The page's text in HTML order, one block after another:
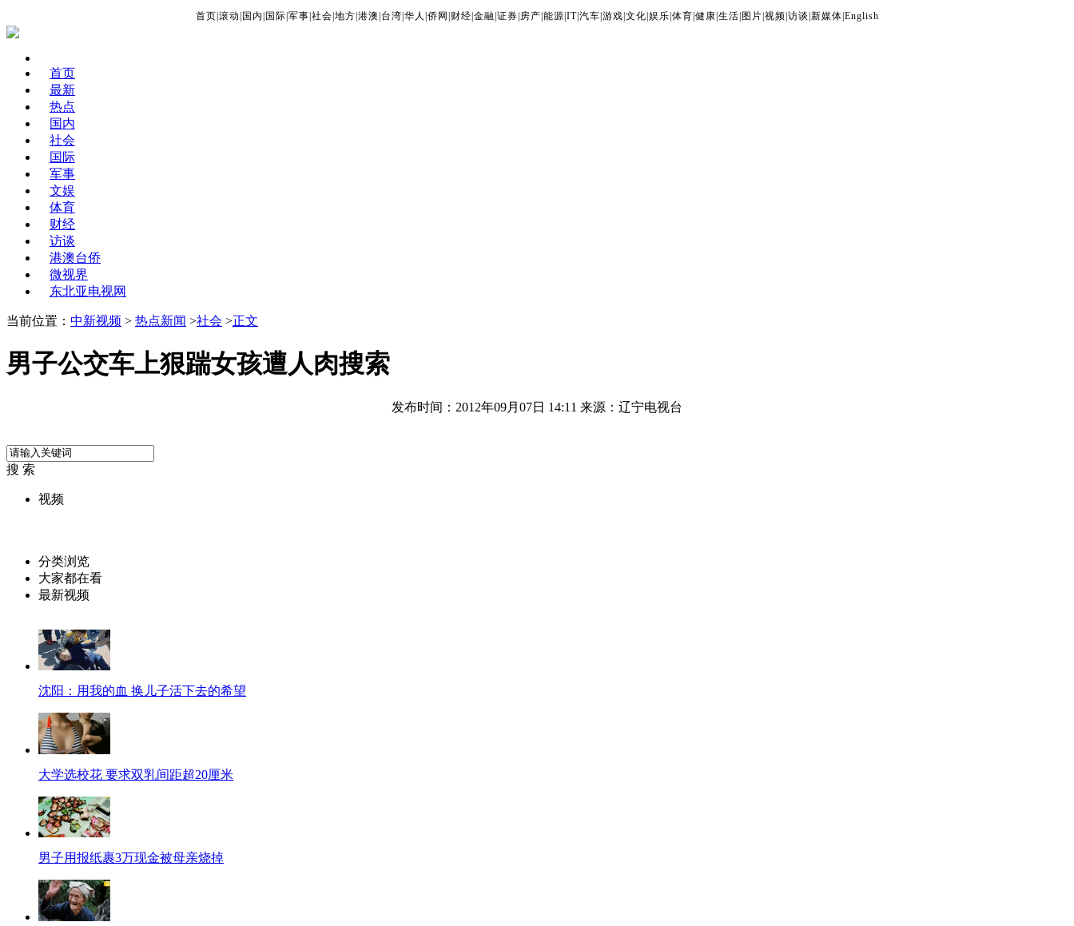
首页 滚动 国内 国际 军事 社会 地方 港澳 台湾 华人 侨网 财经 金融 证券 房产 能源 IT| 汽车 游戏 文化 娱乐 体育 健康 生活 图片 视频 访谈 新媒体 English
首页
最新
热点
国内
社会
国际
军事
文娱
体育
财经
访谈
港澳台侨
微视界
东北亚电视网
当前位置： 中新视频 > 热点新闻 >社会 >正文
男子公交车上狠踹女孩遭人肉搜索
发布时间：2012年09月07日 14:11 来源：辽宁电视台
搜 索
视频
分类浏览
大家都在看
最新视频
沈阳：用我的血 换儿子活下去的希望
大学选校花 要求双乳间距超20厘米
男子用报纸裹3万现金被母亲烧掉